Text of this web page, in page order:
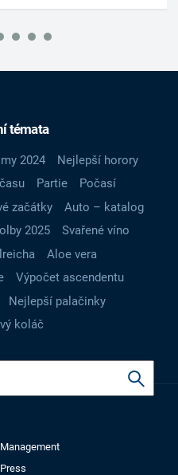
témata
2024
Nejlepší horory
Partie
Počasí
začátky
Auto – katalog
2025
Svařené víno
Aloe vera
Výpočet ascendentu
Nejlepší palačinky
koláč
Management
Press